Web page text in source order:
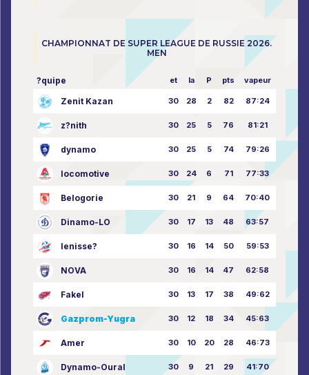
CHAMPIONNAT DE SUPER LEAGUE DE RUSSIE 2026.
MEN
?quipe et la P pts vapeur
Zenit Kazan 30 28 2 82 87:24
z?nith 30 25 5 76 81:21
dynamo 30 25 5 74 79:26
locomotive 30 24 6 71 77:33
Belogorie 30 21 9 64 70:40
Dinamo-LO 30 17 13 48 63:57
Ienisse? 30 16 14 50 59:53
NOVA 30 16 14 47 62:58
Fakel 30 13 17 38 49:62
Gazprom-Yugra 30 12 18 34 45:63
Amer 30 10 20 28 46:73
Dynamo-Oural 30 9 21 29 41:70